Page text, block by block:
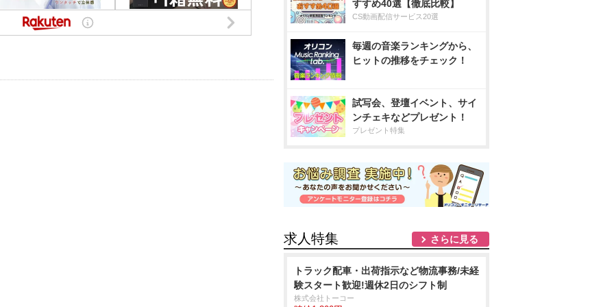
すすめ40選【徹底比較】
CS動画配信サービス20選
毎週の音楽ランキングから、
ヒットの推移をチェック！
試写会、登壇イベント、サイ
ンチェキなどプレゼント！
プレゼント特集
求人特集 さらに見る
トラック配車・出荷指示など物流事務/未経
験スタート歓迎!週休2日のシフト制
株式会社トーコー